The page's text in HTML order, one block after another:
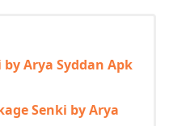
Arya Syddan Apk
Senki by Arya